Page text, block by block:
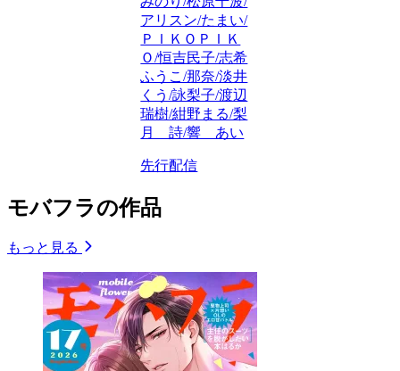
アリスン/たまい/
ＰＩＫＯＰＩＫ
Ｏ/恒吉民子/志希
ふうこ/那奈/淡井
くう/詠梨子/渡辺
瑞樹/紺野まる/梨
月 詩/響 あい
先行配信
モバフラの作品
もっと見る